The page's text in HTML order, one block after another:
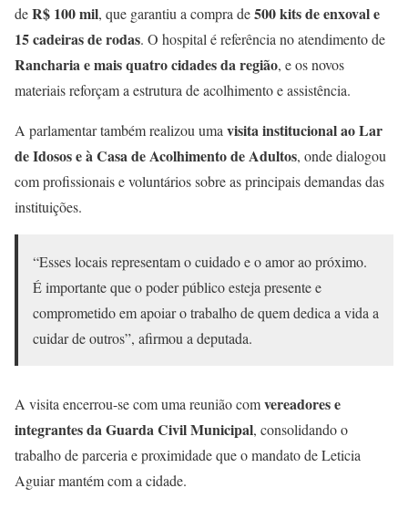
deR$ 100 mil, que garantiu a compra de500 kits de enxoval e
15 cadeiras de rodas. O hospital é referência no atendimento de
Rancharia e mais quatro cidades da região, e os novos
materiais reforçam a estrutura de acolhimento e assistência.
A parlamentar também realizou umavisita institucional ao Lar
de Idosos e à Casa de Acolhimento de Adultos, onde dialogou
com profissionais e voluntários sobre as principais demandas das
instituições.
“Esses locais representam o cuidado e o amor ao próximo.
É importante que o poder público esteja presente e
comprometido em apoiar o trabalho de quem dedica a vida a
cuidar de outros”, afirmou a deputada.
A visita encerrou-se com uma reunião comvereadores e
integrantes da Guarda Civil Municipal, consolidando o
trabalho de parceria e proximidade que o mandato de Leticia
Aguiar mantém com a cidade.